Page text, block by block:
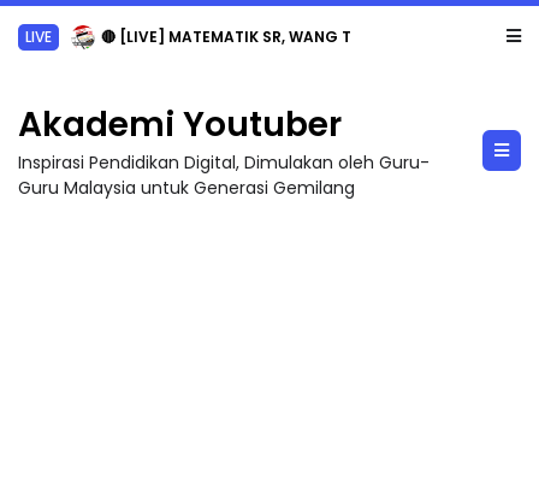
LIVE 🔴 [LIVE] MATEMATIK SR, WANG TAHUN 6 OLEH CIKGU ANITA #ALLINONE #141 #...
Akademi Youtuber
Inspirasi Pendidikan Digital, Dimulakan oleh Guru-
Guru Malaysia untuk Generasi Gemilang